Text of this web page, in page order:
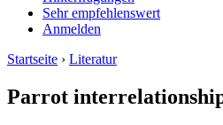
Sehr empfehlenswert
Anmelden
Startseite › Literatur
Parrot